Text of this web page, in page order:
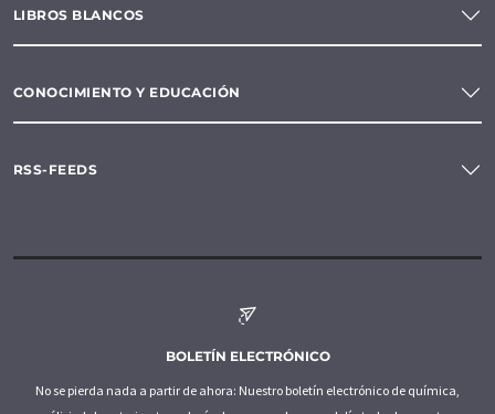
LIBROS BLANCOS
CONOCIMIENTO Y EDUCACIÓN
RSS-FEEDS
BOLETÍN ELECTRÓNICO
No se pierda nada a partir de ahora: Nuestro boletín electrónico de química,